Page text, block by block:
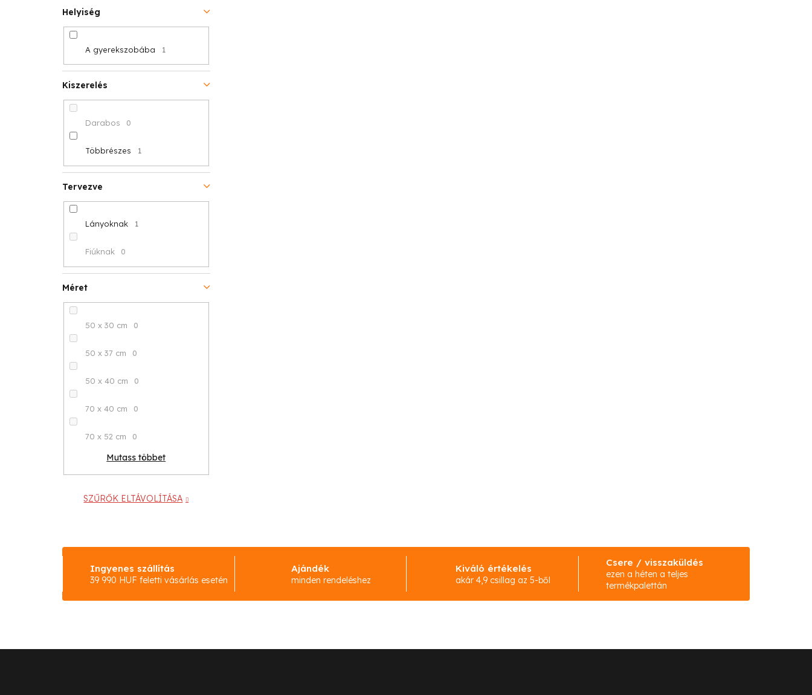
Méret
50 x 30 cm 0
50 x 37 cm 0
50 x 40 cm 0
70 x 40 cm 0
70 x 52 cm 0
Mutass többet
Helyiség
A gyerekszobába 1
Kiszerelés
Darabos 0
Többrészes 1
Tervezve
Lányoknak 1
Fiúknak 0
SZŰRŐK ELTÁVOLÍTÁSA
Ingyenes szállítás
39 990 HUF feletti vásárlás esetén
Ajándék
minden rendeléshez
Kiváló értékelés
akár 4,9 csillag az 5-ből
Csere / visszaküldés
ezen a héten a teljes
termékpalettán